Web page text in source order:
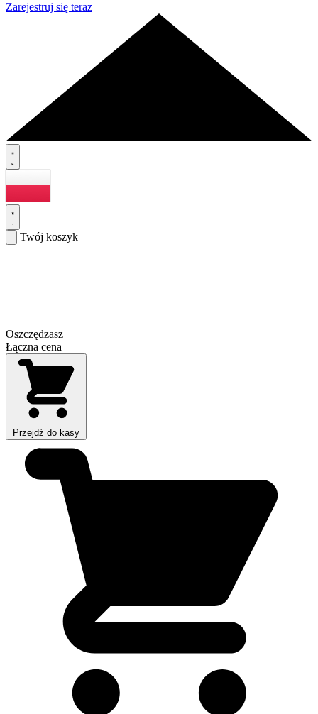
Zarejestruj się teraz
Twój koszyk
Oszczędzasz
Łączna cena
Przejdź do kasy